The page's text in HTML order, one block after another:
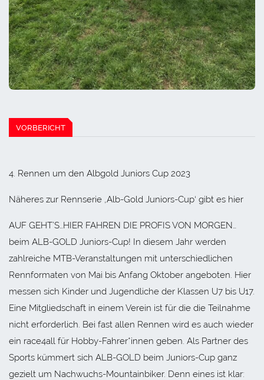
VORBERICHT
4. Rennen um den Albgold Juniors Cup 2023
Näheres zur Rennserie ‚Alb-Gold Juniors-Cup‘ gibt es hier
AUF GEHT’S…HIER FAHREN DIE PROFIS VON MORGEN…
beim ALB-GOLD Juniors-Cup! In diesem Jahr werden
zahlreiche MTB-Veranstaltungen mit unterschiedlichen
Rennformaten von Mai bis Anfang Oktober angeboten. Hier
messen sich Kinder und Jugendliche der Klassen U7 bis U17.
Eine Mitgliedschaft in einem Verein ist für die die Teilnahme
nicht erforderlich. Bei fast allen Rennen wird es auch wieder
ein race4all für Hobby-Fahrer*innen geben. Als Partner des
Sports kümmert sich ALB-GOLD beim Juniors-Cup ganz
gezielt um Nachwuchs-Mountainbiker. Denn eines ist klar: